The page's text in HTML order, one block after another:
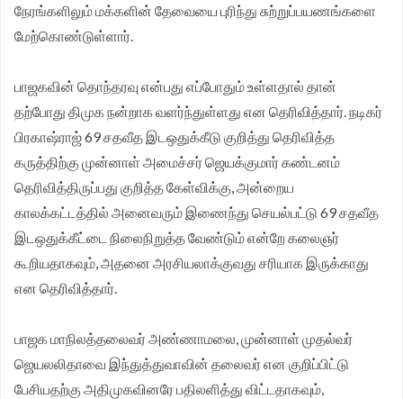
நேரங்களிலும் மக்களின் தேவையை புரிந்து சுற்றுப்பயணங்களை
மேற்கொண்டுள்ளார்.
பாஜகவின் தொந்தரவு என்பது எப்போதும் உள்ளதால் தான்
தற்போது திமுக நன்றாக வளர்ந்துள்ளது என தெரிவித்தார். நடிகர்
பிரகாஷ்ராஜ் 69 சதவீத இடஒதுக்கீடு குறித்து தெரிவித்த
கருத்திற்கு முன்னாள் அமைச்சர் ஜெயக்குமார் கண்டனம்
தெரிவித்திருப்பது குறித்த கேள்விக்கு, அன்றைய
காலக்கட்டத்தில் அனைவரும் இணைந்து செயல்பட்டு 69 சதவீத
இடஒதுக்கீட்டை நிலைநிறுத்த வேண்டும் என்றே கலைஞர்
கூறியதாகவும், அதனை அரசியலாக்குவது சரியாக இருக்காது
என தெரிவித்தார்.
பாஜக மாநிலத்தலைவர் அண்ணாமலை, முன்னாள் முதல்வர்
ஜெயலலிதாவை இந்துத்துவாவின் தலைவர் என குறிப்பிட்டு
பேசியதற்கு அதிமுகவினரே பதிலளித்து விட்டதாகவும்,